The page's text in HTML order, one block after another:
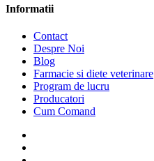
Informatii
Contact
Despre Noi
Blog
Farmacie si diete veterinare
Program de lucru
Producatori
Cum Comand